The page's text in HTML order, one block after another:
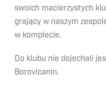
swoich macierzystych
grający w naszym
w komplecie.
Do klubu nie dojechali
Borovicanin.